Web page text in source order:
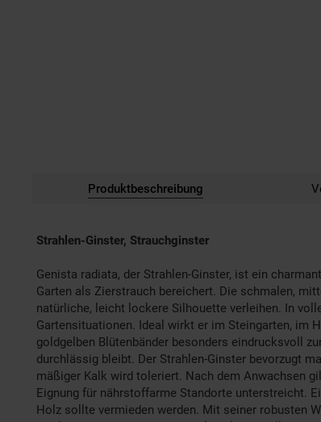
Produktbeschreibung
Strahlen-Ginster, Strauchginster
Genista radiata, der Strahlen-Ginster, ist ein
Garten als Zierstrauch bereichert. Die schmalen,
natürliche, leicht lockere Silhouette verleihen. In
Gartensituationen. Ideal wirkt er im Steingarten, im
goldgelben Blütenbänder besonders eindrucksvoll
durchlässig bleibt. Der Strahlen-Ginster bevorzugt
mäßiger Kalk wird toleriert. Nach dem Anwachsen
Eignung für nährstoffarme Standorte unterstreicht.
Holz sollte vermieden werden. Mit seiner robusten